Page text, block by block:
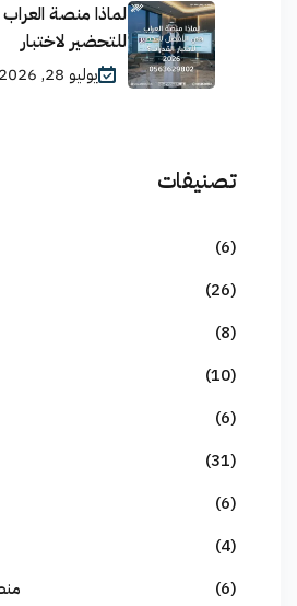
لماذا منصة
للتحضير لاختبار
يوليو 28, 2026
تصنيفات
(6)
(26)
(8)
(10)
(6)
(31)
(6)
(4)
(6)